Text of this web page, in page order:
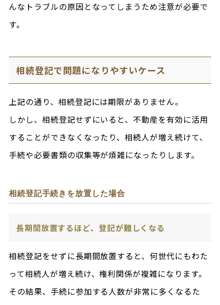
んなトラブルの原因となってしまうため注意が必要で
す。
相続登記で問題になりやすいケース
上記の通り、相続登記には期限がありません。
しかし、相続登記せずにいると、不動産を有効に活用
することができなくなったり、相続人が増え続けて、
手続や必要書類の収集等が煩雑になったりします。
相続登記手続きを放置した場合
長期間放置するほど、登記が難しくなる
相続登記をせずに長期間放置すると、何世代にもわた
って相続人が増え続け、権利関係が複雑になります。
その結果、手続に参加する人数が非常に多くなるた